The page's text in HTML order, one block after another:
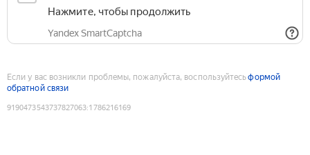
Нажмите, чтобы продолжить
Yandex SmartCaptcha
Если у вас возникли проблемы, пожалуйста, воспользуйтесьформой
обратной связи
9190473543737827063:1786216169